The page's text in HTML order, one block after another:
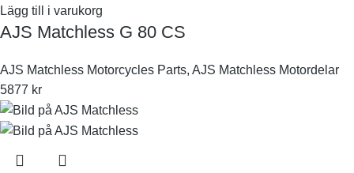
Lägg till i varukorg
AJS Matchless G 80 CS
AJS Matchless Motorcycles Parts, AJS Matchless Motordelar
5877 kr